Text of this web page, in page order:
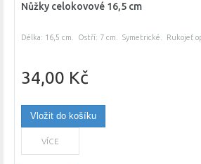
Nůžky celokovové 16,5 cm
Délka: 16,5 cm. Ostří: 7 cm. Symetrické. Rukojeť
34,00 Kč
Vložit do košíku
VÍCE